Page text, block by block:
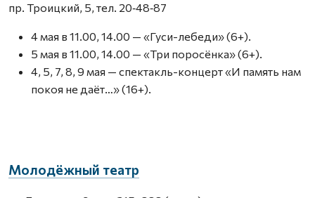
пр. Троицкий, 5, тел. 20‑48‑87
4 мая в 11.00, 14.00 — «Гуси-лебеди» (6+).
5 мая в 11.00, 14.00 — «Три поросёнка» (6+).
4, 5, 7, 8, 9 мая — спектакль-концерт «И память нам
покоя не даёт…» (16+).
Молодёжный театр